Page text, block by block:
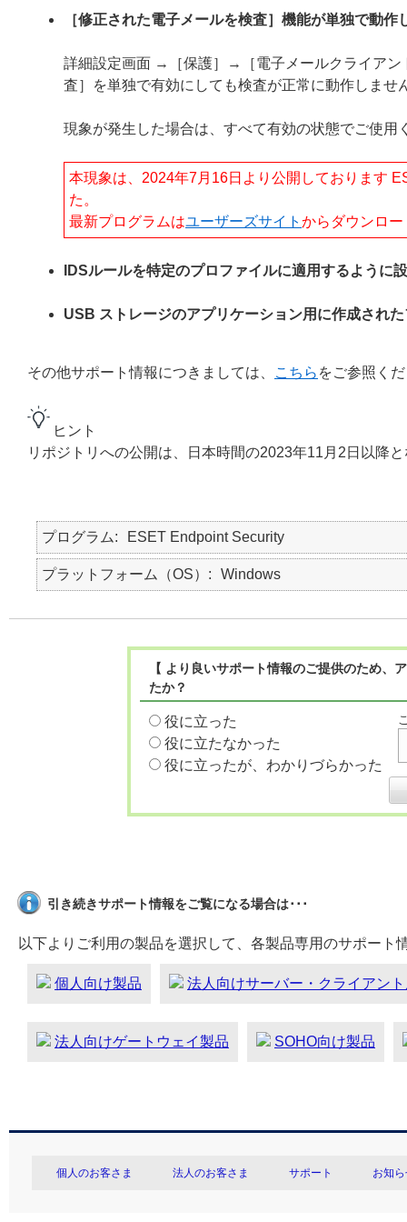
［修正された電子メールを検査］機能が単独で動作
詳細設定画面 →［保護］→［電子メールクライア
査］を単独で有効にしても検査が正常に動作しませ
現象が発生した場合は、すべて有効の状態でご使用
本現象は、2024年7月16日より公開しております
た。
最新プログラムはユーザーズサイト からダウンロ
IDSルールを特定のプロファイルに適用するよう
USB ストレージのアプリケーション用に作成され
その他サポート情報につきましては、 こちら をご参照く
ヒント
リポジトリへの公開は、日本時間の2023年11月2日以降
プログラム ESET Endpoint Security
プラットフォーム（OS） Windows
【 より良いサポート情報のご提供のため
たか？
役に立った
役に立たなかった
役に立ったが、わかりづらかった
引き続きサポート情報をご覧になる場合は･･･
以下よりご利用の製品を選択して、各製品専用のサポート
個人向け製品 法人向けサーバー・クライアン
法人向けゲートウェイ製品 SOHO向け製品
個人のお客さま 法人のお客さま サポート お知